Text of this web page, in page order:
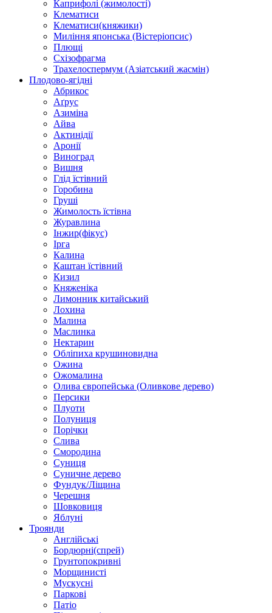
Каприфолі (жимолості)
Клематиси
Клематиси(княжики)
Миління японська (Вістеріопсис)
Плющі
Схізофрагма
Трахелоспермум (Азіатський жасмін)
Плодово-ягідні
Абрикос
Аґрус
Азиміна
Айва
Актинідії
Аронії
Виноград
Вишня
Глід їстівний
Горобина
Груші
Жимолость їстівна
Журавлина
Інжир(фікус)
Ірга
Калина
Каштан їстівний
Кизил
Княженіка
Лимонник китайський
Лохина
Малина
Маслинка
Нектарин
Обліпиха крушиновидна
Ожина
Ожомалина
Олива європейська (Оливкове дерево)
Персики
Плуоти
Полуниця
Порічки
Слива
Смородина
Суниця
Суничне дерево
Фундук/Ліщина
Черешня
Шовковиця
Яблуні
Троянди
Англійські
Бордюрні(спрей)
Грунтопокривні
Морщинисті
Мускусні
Паркові
Патіо